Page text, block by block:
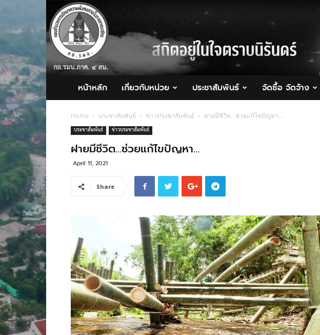
กอ.รมน.ภาค
4
สน.
หน้าหลัก เกี่ยวกับหน่วย ประชาสัมพันธ์ จัดซื้อ จัดจ้าง
Home ประชาสัมพันธ์ ข่าวประชาสัมพันธ์ ฝายมีชีวิต…ช่วยแก้ไขปัญหา…
ประชาสัมพันธ์ ข่าวประชาสัมพันธ์
ฝายมีชีวิต…ช่วยแก้ไขปัญหา…
April 11, 2021
Share